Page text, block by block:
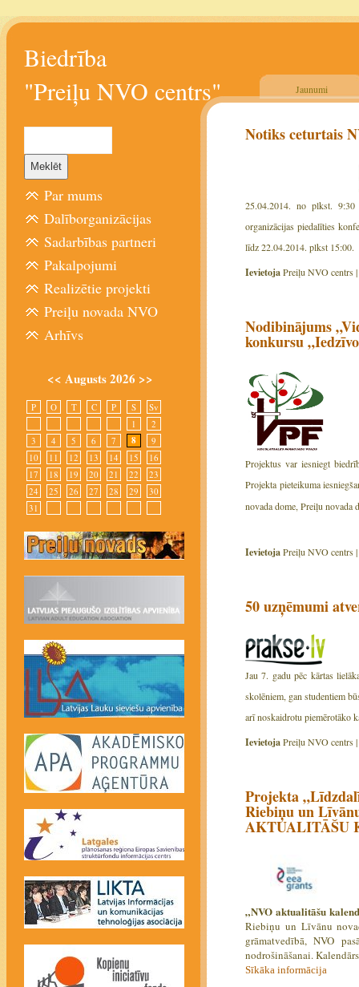
Biedrība
"Preiļu NVO centrs"
Jaunumi
Notiks ceturtais
25.04.2014. no plkst. 9:30
organizācijas piedalīties
līdz 22.04.2014. plkst 15:00.
IevietojaPreiļu NVO centrs |
Nodibinājums
konkursu
Projektus var iesniegt
Projekta pieteikuma
novada dome, Preiļu novada
IevietojaPreiļu NVO centrs |
50 uzņēmumi
Jau 7. gadu pēc kārtas
skolēniem, gan studentiem
arī noskaidrotu piemērotāko
IevietojaPreiļu NVO centrs |
Projekta
Riebiņu un
AKTUALITĀŠU
„NVO aktualitāšu
Riebiņu un Līvānu
grāmatvedībā, NVO
nodrošināšanai.
Sīkāka informācija
Par mums
Dalīborganizācijas
Sadarbības partneri
Pakalpojumi
Realizētie projekti
Preiļu novada NVO
Arhīvs
<< Augusts 2026 >>
P O T C P S
Sv
1
2
3
4 5 6 7 8
9
10
11 12 13 14 15
16
17
18 19 20 21 22
23
24
25 26 27 28 29
30
31